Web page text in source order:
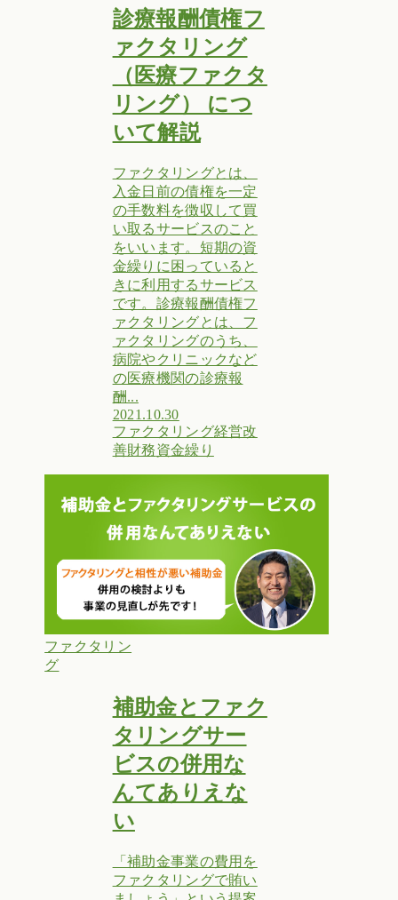
診療報酬債権フ
ァクタリング
（医療ファクタ
リング） につ
いて解説
ファクタリングとは、
入金日前の債権を一定
の手数料を徴収して買
い取るサービスのこと
をいいます。短期の資
金繰りに困っていると
きに利用するサービス
です。診療報酬債権フ
ァクタリングとは、フ
ァクタリングのうち、
病院やクリニックなど
の医療機関の診療報
酬...
2021.10.30
ファクタリング経営改
善財務資金繰り
ファクタリン
グ
補助金とファク
タリングサー
ビスの併用な
んてありえな
い
「補助金事業の費用を
ファクタリングで賄い